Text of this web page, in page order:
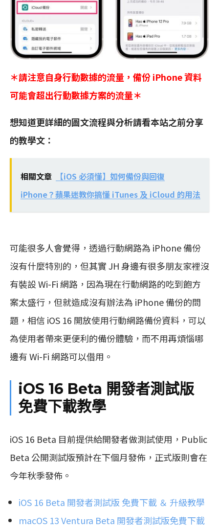
＊請注意自身行動數據的流量，備份 iPhone 資料
可能會超出行動數據方案的流量＊
想知道更詳細的圖文流程與分析請看本站之前分享
的教學文：
相關文章
【iOS 必須懂】如何備份與回復
iPhone？蘋果迷教你搞懂 iTunes 及 iCloud 的用法
可能很多人會覺得，透過行動網路為 iPhone 備份
沒有什麼特別的，但其實 JH 身邊有很多朋友家裡沒
有裝設 Wi-Fi 網路，因為現在行動網路的吃到飽方
案太盛行，但就造成沒有辦法為 iPhone 備份的問
題，相信 iOS 16 開放使用行動網路備份資料，可以
為使用者帶來更便利的備份體驗，而不用再煩惱哪
邊有 Wi-Fi 網路可以借用。
‌iOS 16‌ Beta 開發者測試版
免費下載教學
‌iOS 16‌ Beta 目前提供給開發者做測試使用，Public
Beta 公開測試版預計在下個月發佈，正式版則會在
今年秋季發佈。
iOS 16 Beta 開發者測試版 免費下載 ＆ 升級教學
macOS 13 Ventura Beta 開發者測試版免費下載